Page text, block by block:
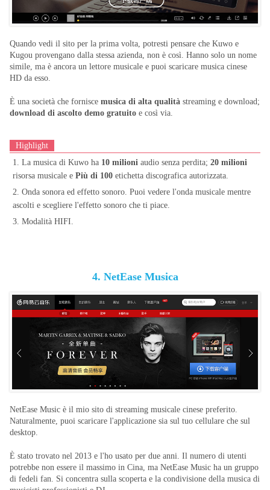
Quando vedi il sito per la prima volta, potresti pensare che Kuwo e
Kugou provengano dalla stessa azienda, non è così. Hanno solo un nome
simile, ma è ancora un lettore musicale e puoi scaricare musica cinese
HD da esso.
È una società che fornisce musica di alta qualità streaming e download;
download di ascolto demo gratuito e così via.
Highlight
1. La musica di Kuwo ha 10 milioni audio senza perdita; 20 milioni
risorsa musicale e Più di 100 etichetta discografica autorizzata.
2. Onda sonora ed effetto sonoro. Puoi vedere l'onda musicale mentre
ascolti e scegliere l'effetto sonoro che ti piace.
3. Modalità HIFI.
4. NetEase Musica
NetEase Music è il mio sito di streaming musicale cinese preferito.
Naturalmente, puoi scaricare l'applicazione sia sul tuo cellulare che sul
desktop.
È stato trovato nel 2013 e l'ho usato per due anni. Il numero di utenti
potrebbe non essere il massimo in Cina, ma NetEase Music ha un gruppo
di fedeli fan. Si concentra sulla scoperta e la condivisione della musica di